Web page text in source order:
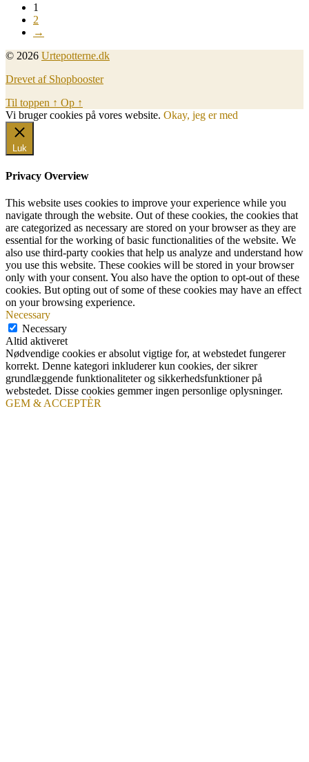
1
2
→
© 2026 Urtepotterne.dk
Drevet af Shopbooster
Til toppen ↑ Op ↑
Vi bruger cookies på vores website. Okay, jeg er med
Luk
Privacy Overview
This website uses cookies to improve your experience while you
navigate through the website. Out of these cookies, the cookies that
are categorized as necessary are stored on your browser as they are
essential for the working of basic functionalities of the website. We
also use third-party cookies that help us analyze and understand how
you use this website. These cookies will be stored in your browser
only with your consent. You also have the option to opt-out of these
cookies. But opting out of some of these cookies may have an effect
on your browsing experience.
Necessary
Necessary
Altid aktiveret
Nødvendige cookies er absolut vigtige for, at webstedet fungerer
korrekt. Denne kategori inkluderer kun cookies, der sikrer
grundlæggende funktionaliteter og sikkerhedsfunktioner på
webstedet. Disse cookies gemmer ingen personlige oplysninger.
GEM & ACCEPTÈR